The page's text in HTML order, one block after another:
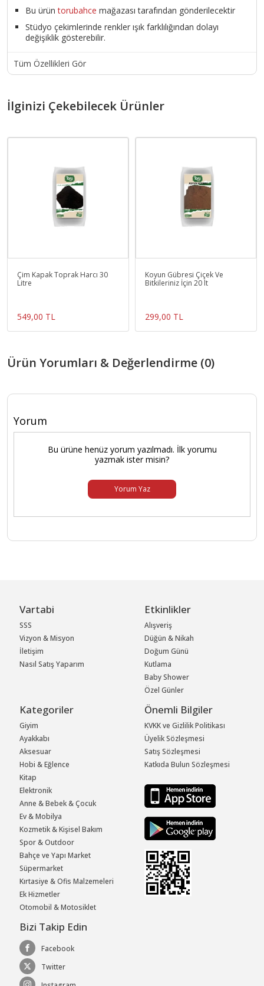
Bu ürüntorubahce mağazası tarafından gönderilecektir
Stüdyo çekimlerinde renkler ışık farklılığından dolayı
değişiklik gösterebilir.
Tüm Özellikleri Gör
İlginizi Çekebilecek Ürünler
Çim Kapak Toprak Harcı 30
Litre
549,00 TL
Koyun Gübresi Çiçek Ve
Bitkileriniz İçin 20 lt
299,00 TL
Ürün Yorumları & Değerlendirme (0)
Yorum
Bu ürüne henüz yorum yazılmadı. İlk yorumu
yazmak ister misin?
Yorum Yaz
Vartabi
SSS
Vizyon & Misyon
İletişim
Nasıl Satış Yaparım
Etkinlikler
Alışveriş
Düğün & Nikah
Doğum Günü
Kutlama
Baby Shower
Özel Günler
Kategoriler
Giyim
Ayakkabı
Aksesuar
Hobi & Eğlence
Kitap
Elektronik
Anne & Bebek & Çocuk
Ev & Mobilya
Kozmetik & Kişisel Bakım
Spor & Outdoor
Bahçe ve Yapı Market
Süpermarket
Kırtasiye & Ofis Malzemeleri
Ek Hizmetler
Otomobil & Motosiklet
Önemli Bilgiler
KVKK ve Gizlilik Politikası
Üyelik Sözleşmesi
Satış Sözleşmesi
Katkıda Bulun Sözleşmesi
Bizi Takip Edin
Facebook
Twitter